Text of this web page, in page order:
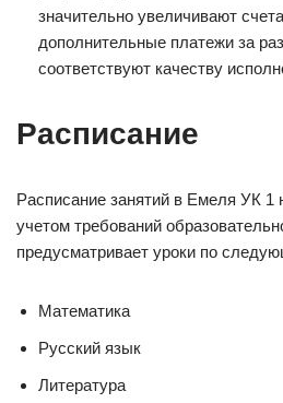
значительно увеличивают
дополнительные платежи за
соответствуют качеству
Расписание
Расписание занятий в Емеля УК 1
учетом требований
предусматривает уроки по
Математика
Русский язык
Литература